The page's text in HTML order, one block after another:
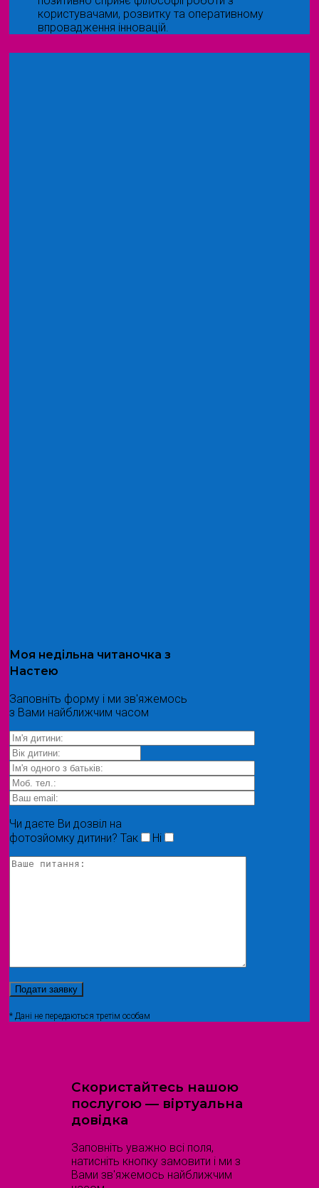
користувачами, розвитку та оперативному
впровадження інновацій.
Моя недільна читаночка з
Настею
Заповніть форму і ми зв'яжемось
з Вами найближчим часом
Чи даєте Ви дозвіл на
фотозйомку дитини? Так Ні
* Дані не передаються третім особам
Скористайтесь нашою
послугою — віртуальна
довідка
Заповніть уважно всі поля,
натисніть кнопку замовити і ми з
Вами зв'яжемось найближчим